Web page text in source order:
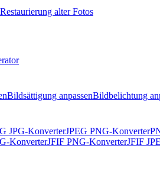
alter Fotos
Bildsättigung anpassenBildbelichtung
JPG-KonverterJPEG PNG-Konverter
KonverterJFIF PNG-KonverterJFIF